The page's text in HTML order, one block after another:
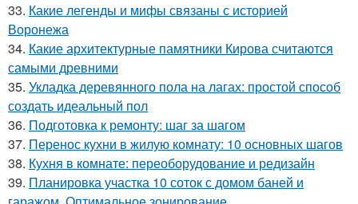
33. Какие легенды и мифы связаны с историей
Воронежа
34. Какие архитектурные памятники Кирова считаются
самыми древними
35. Укладка деревянного пола на лагах: простой способ
создать идеальный пол
36. Подготовка к ремонту: шаг за шагом
37. Перенос кухни в жилую комнату: 10 основных шагов
38. Кухня в комнате: переоборудование и редизайн
39. Планировка участка 10 соток с домом баней и